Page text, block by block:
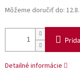
Môžeme doručiť do:
Detailné informácie